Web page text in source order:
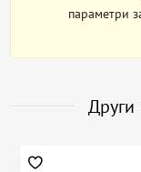
параметри